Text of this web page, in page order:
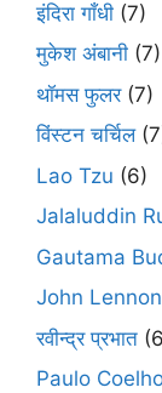
इंदिरा गाँधी (7)
मुकेश अंबानी (7)
थॉमस फुलर(7)
विंस्टन चर्चिल
Lao Tzu (6)
Jalaluddin
Gautama
John Lennon
रवीन्द्र प्रभात
Paulo